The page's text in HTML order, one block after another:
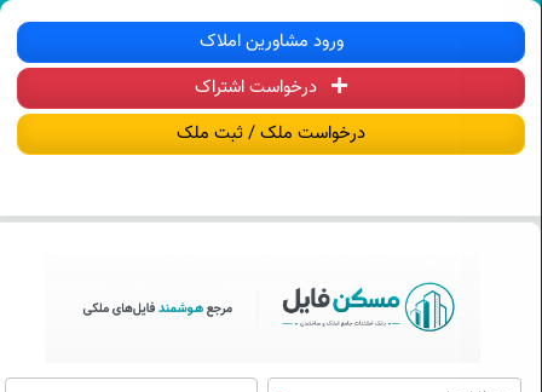
مسکن فایل | خرید، فروش، رهن و اجاره
ورود مشاورین املاک
درخواست اشتراک
درخواست ملک / ثبت ملک
مسکن
فایل